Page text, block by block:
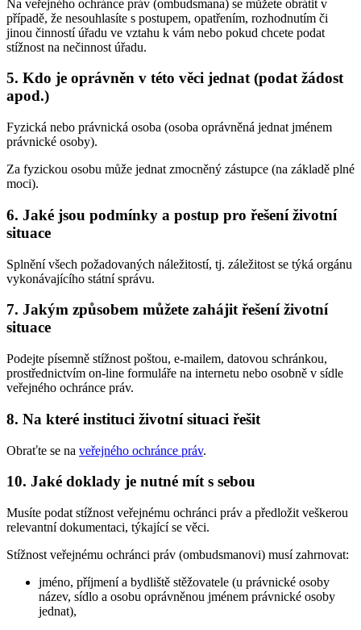
Na veřejného ochránce práv (ombudsmana) se můžete obrátit v
případě, že nesouhlasíte s postupem, opatřením, rozhodnutím či
jinou činností úřadu ve vztahu k vám nebo pokud chcete podat
stížnost na nečinnost úřadu.
5. Kdo je oprávněn v této věci jednat (podat žádost
apod.)
Fyzická nebo právnická osoba (osoba oprávněná jednat jménem
právnické osoby).
Za fyzickou osobu může jednat zmocněný zástupce (na základě plné
moci).
6. Jaké jsou podmínky a postup pro řešení životní
situace
Splnění všech požadovaných náležitostí, tj. záležitost se týká orgánu
vykonávajícího státní správu.
7. Jakým způsobem můžete zahájit řešení životní
situace
Podejte písemně stížnost poštou, e-mailem, datovou schránkou,
prostřednictvím on-line formuláře na internetu nebo osobně v sídle
veřejného ochránce práv.
8. Na které instituci životní situaci řešit
Obraťte se na veřejného ochránce práv.
10. Jaké doklady je nutné mít s sebou
Musíte podat stížnost veřejnému ochránci práv a předložit veškerou
relevantní dokumentaci, týkající se věci.
Stížnost veřejnému ochránci práv (ombudsmanovi) musí zahrnovat:
jméno, příjmení a bydliště stěžovatele (u právnické osoby
název, sídlo a osobu oprávněnou jménem právnické osoby
jednat),